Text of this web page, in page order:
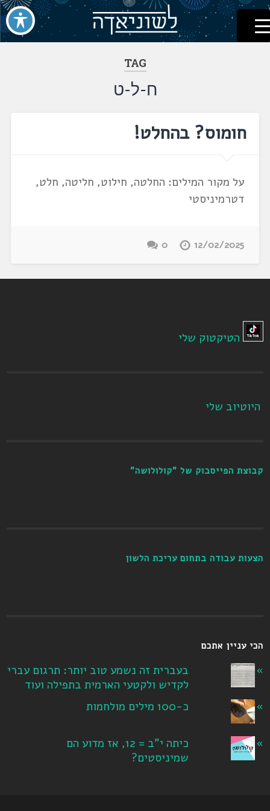
דלג
לתוכן
לשוניאדה
עברית. לשון. שפה
TAG
ח-ל-ט
חומוס? בהחלט!
על מקור המילים: החלטה, חילוט, חליטה, חלט,
דטרמיניסטי
12/02/2025
0
הטיקטוק שלי
היוטיוב שלי
קבוצת הפייסבוק של "קולולושה"
הצעות עבודה בתחום עריכת הלשון
הכי עניין אתכם
בעברית זה נשמע טוב יותר: תרגום עברי
לקדיש ולקטעי הארמית בתפילה ועוד
כ-100 מילים מולחמות
כיתה י"ב = 12, אז מדוע הם
שמיניסטים?